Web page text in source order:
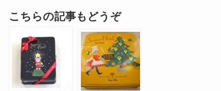
こちらの記事もどうぞ